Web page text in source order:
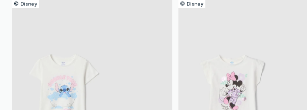
© Disney © Disney